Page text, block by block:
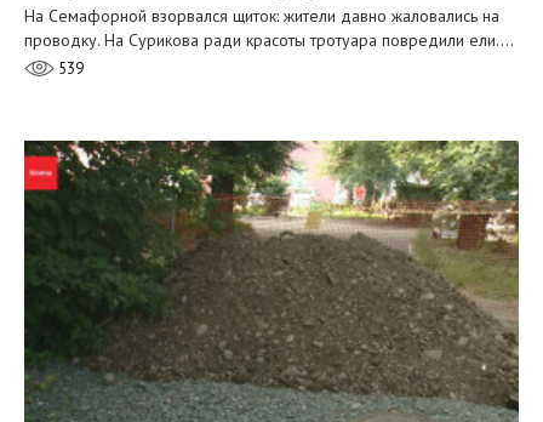
На Семафорной взорвался щиток: жители давно жаловались на
проводку. На Сурикова ради красоты тротуара повредили ели.…
539